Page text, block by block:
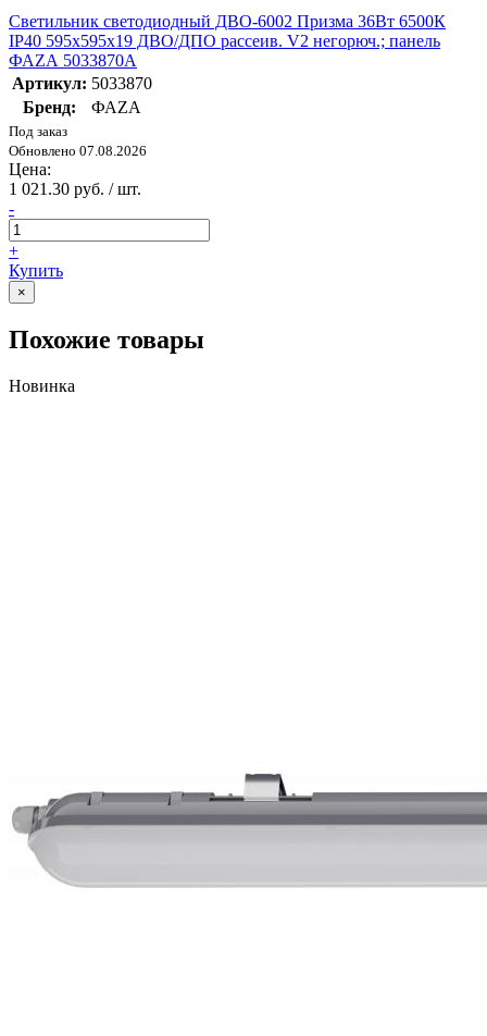
Светильник светодиодный ДВО-6002 Призма 36Вт 6500К
IP40 595х595х19 ДВО/ДПО рассеив. V2 негорюч.; панель
ФАZА 5033870A
Артикул: 5033870
Бренд:
ФАZА
Под заказ
Обновлено 07.08.2026
Цена:
1 021.30 руб. / шт.
-
+
Купить
×
Похожие товары
Новинка